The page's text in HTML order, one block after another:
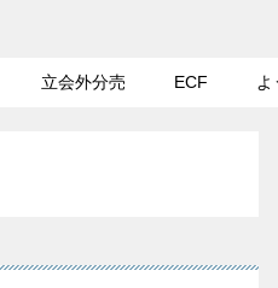
立会外分売 ECF よ